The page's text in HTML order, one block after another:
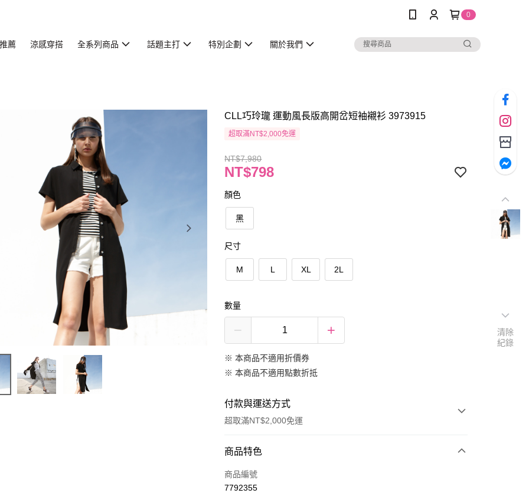
0
薦 涼感穿搭 全系列商品 話題主打 特別企劃 關於我們
CLL巧玲瓏 運動風長版高開岔短袖襯衫 3973915
超取滿NT$2,000免運
NT$7,980
NT$798
顏色
黑
尺寸
M L XL 2L
數量
※ 本商品不適用折價券
※ 本商品不適用點數折抵
付款與運送方式
超取滿NT$2,000免運
付款方式
信用卡一次付款
商品特色
商品編號
7792355
清除
紀錄